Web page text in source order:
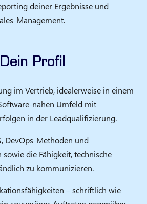
deiner Ergebnisse und
Dein Profil
im Vertrieb, idealerweise in einem
Umfeld mit
in der Leadqualifizierung.
DevOps‑Methoden und
sowie die Fähigkeit, technische
zu kommunizieren.
– schriftlich wie